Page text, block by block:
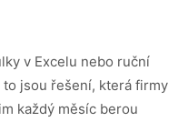
v Excelu nebo ruční
jsou řešení, která firmy
každý měsíc berou